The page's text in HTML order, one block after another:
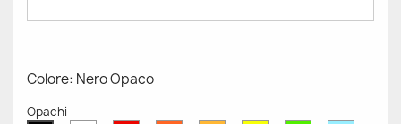
Colore: Nero Opaco
Opachi